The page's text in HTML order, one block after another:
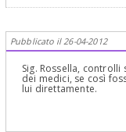
Pubblicato il 26-04-2012
Sig. Rossella,
dei medici, se così
lui direttamente.